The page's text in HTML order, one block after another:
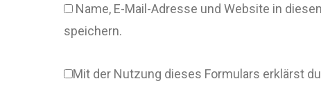
Name, E-Mail-Adresse und Website in
speichern.
Mit der Nutzung dieses Formulars erklärst